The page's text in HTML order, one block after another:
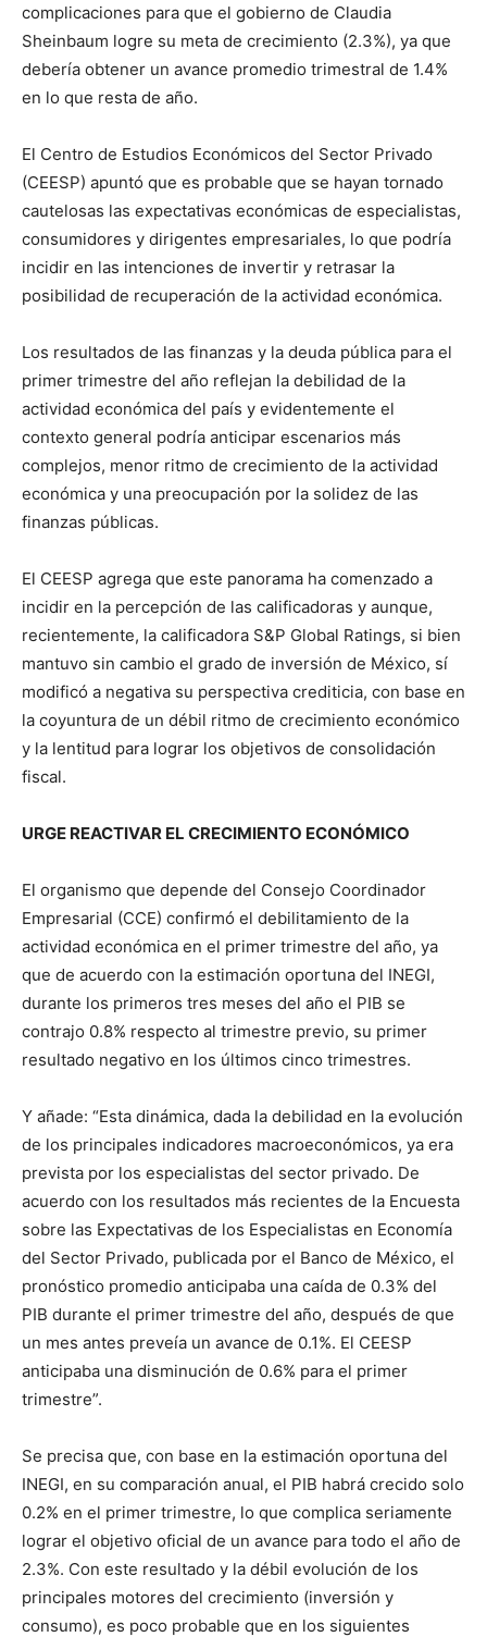
complicaciones para que el gobierno de Claudia
Sheinbaum logre su meta de crecimiento (2.3%), ya que
debería obtener un avance promedio trimestral de 1.4%
en lo que resta de año.
El Centro de Estudios Económicos del Sector Privado
(CEESP) apuntó que es probable que se hayan tornado
cautelosas las expectativas económicas de especialistas,
consumidores y dirigentes empresariales, lo que podría
incidir en las intenciones de invertir y retrasar la
posibilidad de recuperación de la actividad económica.
Los resultados de las finanzas y la deuda pública para el
primer trimestre del año reflejan la debilidad de la
actividad económica del país y evidentemente el
contexto general podría anticipar escenarios más
complejos, menor ritmo de crecimiento de la actividad
económica y una preocupación por la solidez de las
finanzas públicas.
El CEESP agrega que este panorama ha comenzado a
incidir en la percepción de las calificadoras y aunque,
recientemente, la calificadora S&P Global Ratings, si bien
mantuvo sin cambio el grado de inversión de México, sí
modificó a negativa su perspectiva crediticia, con base en
la coyuntura de un débil ritmo de crecimiento económico
y la lentitud para lograr los objetivos de consolidación
fiscal.
URGE REACTIVAR EL CRECIMIENTO ECONÓMICO
El organismo que depende del Consejo Coordinador
Empresarial (CCE) confirmó el debilitamiento de la
actividad económica en el primer trimestre del año, ya
que de acuerdo con la estimación oportuna del INEGI,
durante los primeros tres meses del año el PIB se
contrajo 0.8% respecto al trimestre previo, su primer
resultado negativo en los últimos cinco trimestres.
Y añade: “Esta dinámica, dada la debilidad en la evolución
de los principales indicadores macroeconómicos, ya era
prevista por los especialistas del sector privado. De
acuerdo con los resultados más recientes de la Encuesta
sobre las Expectativas de los Especialistas en Economía
del Sector Privado, publicada por el Banco de México, el
pronóstico promedio anticipaba una caída de 0.3% del
PIB durante el primer trimestre del año, después de que
un mes antes preveía un avance de 0.1%. El CEESP
anticipaba una disminución de 0.6% para el primer
trimestre”.
Se precisa que, con base en la estimación oportuna del
INEGI, en su comparación anual, el PIB habrá crecido solo
0.2% en el primer trimestre, lo que complica seriamente
lograr el objetivo oficial de un avance para todo el año de
2.3%. Con este resultado y la débil evolución de los
principales motores del crecimiento (inversión y
consumo), es poco probable que en los siguientes